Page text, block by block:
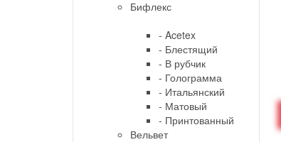
Бифлекс
- Acetex
- Блестящий
- В рубчик
- Голограмма
- Итальянский
- Матовый
- Принтованный
Вельвет